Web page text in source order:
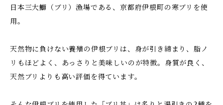
日本三大鰤（ブリ）漁場である、京都府伊根町の寒ブリを使
用。
天然物に負けない養殖の伊根ブリは、身が引き締まり、脂ノ
リもほどよく、あっさりと美味しいのが特徴。身質が良く、
天然ブリよりも高い評価を得ています。